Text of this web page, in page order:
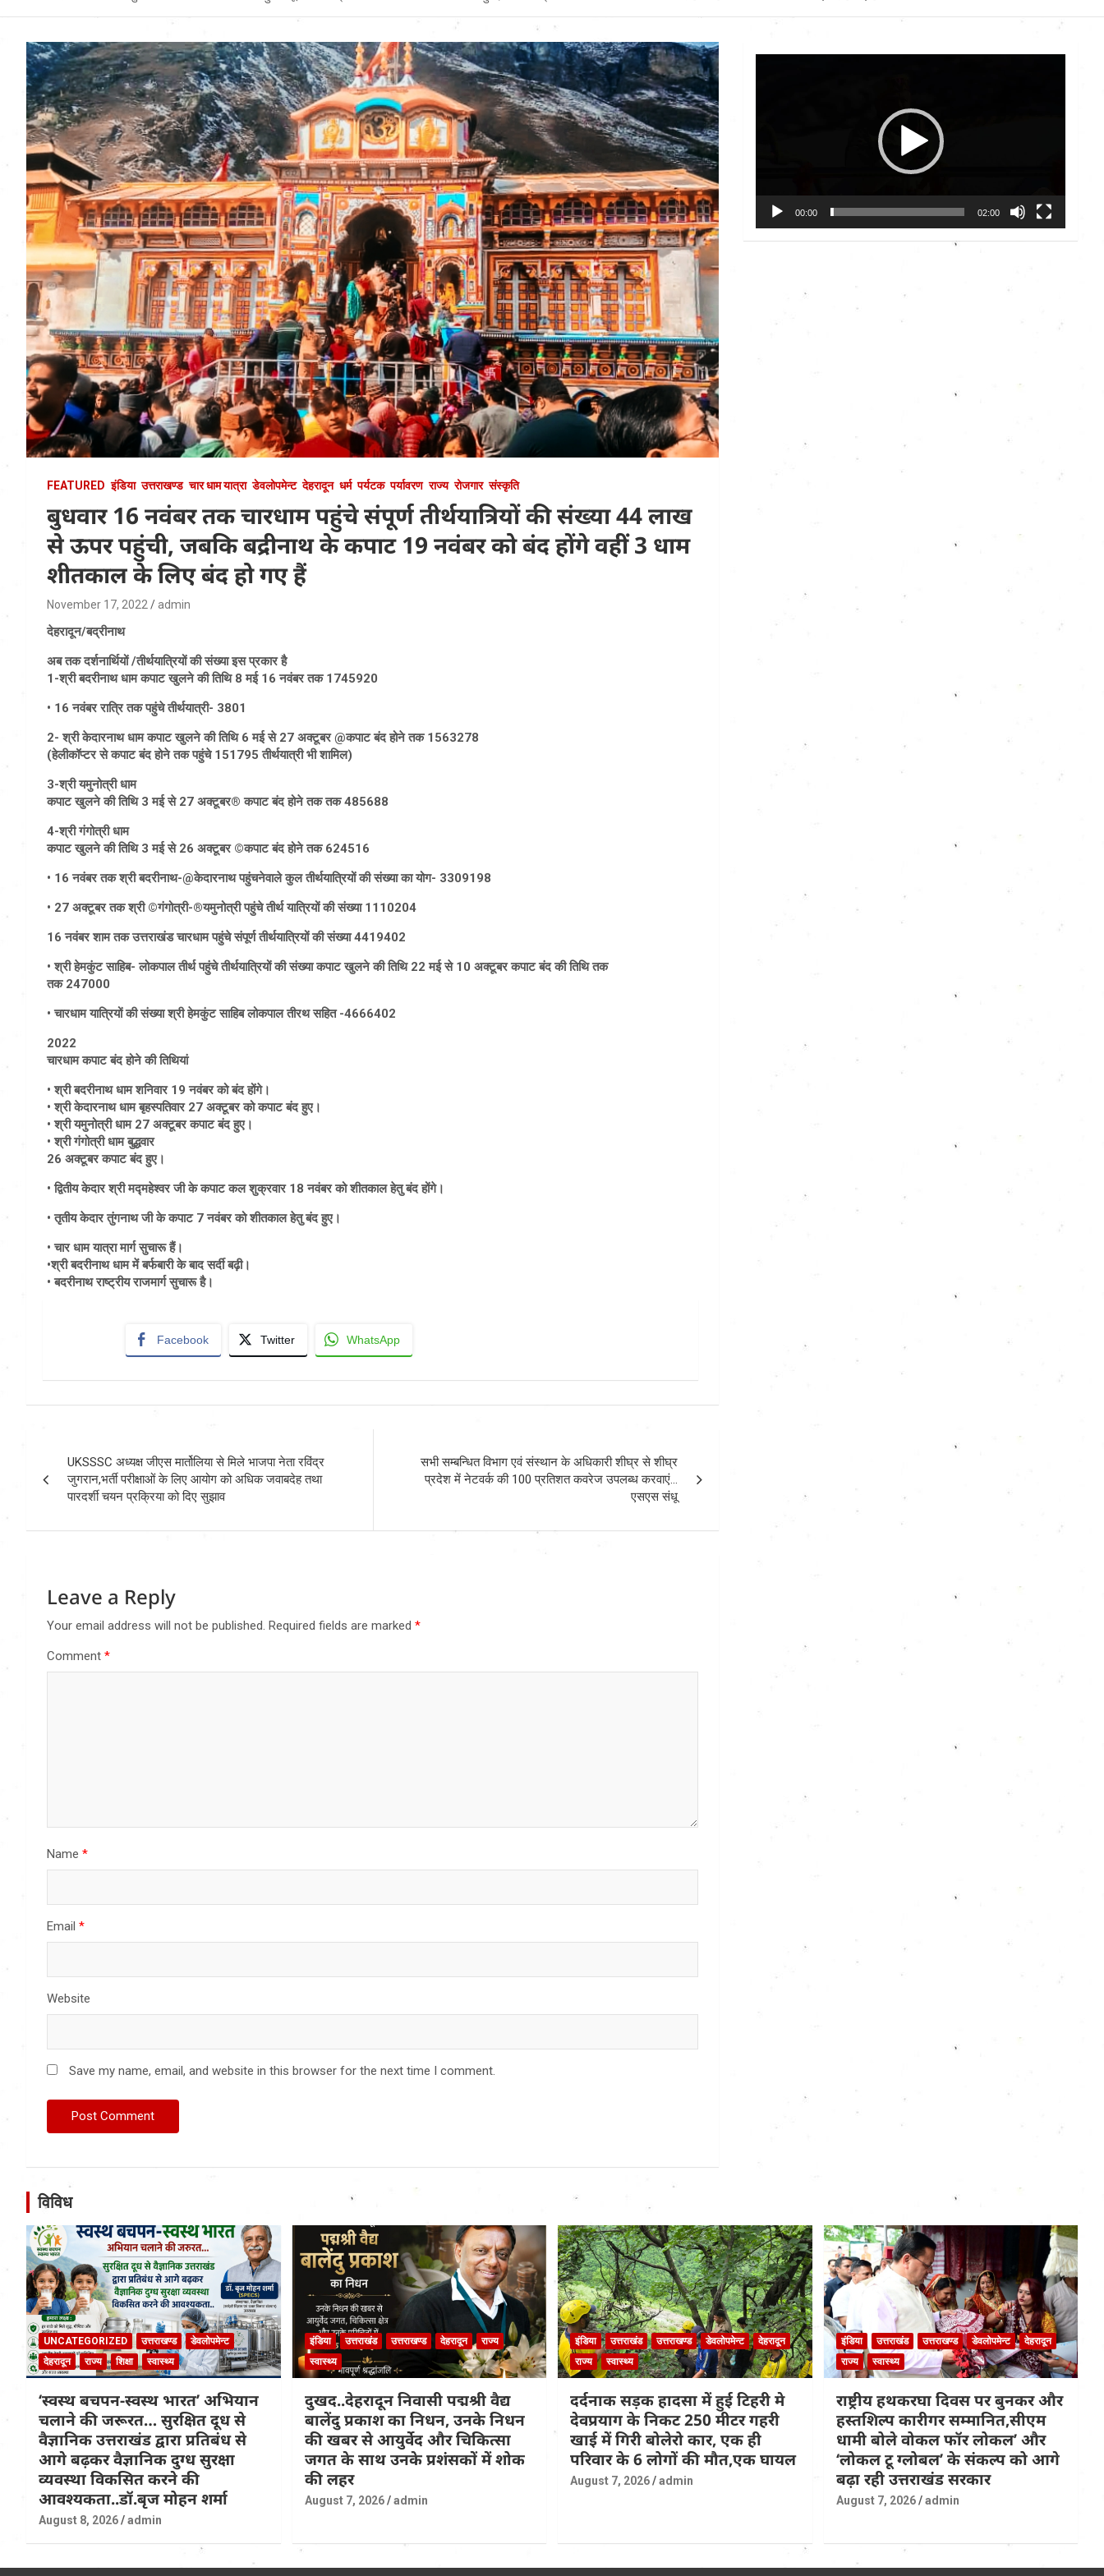
Uttarakhand News in
Hindi
FEATURED इंडिया उत्तराखण्ड चार धाम यात्रा डेवलोपमेन्ट देहरादून धर्म पर्यटक पर्यावरण राज्य रोजगार संस्कृति
बुधवार 16 नवंबर तक चारधाम पहुंचे संपूर्ण तीर्थयात्रियों की संख्या 44 लाख
से ऊपर पहुंची, जबकि बद्रीनाथ के कपाट 19 नवंबर को बंद होंगे वहीं 3 धाम
शीतकाल के लिए बंद हो गए हैं
November 17, 2022 admin
देहरादून/बद्रीनाथ
अब तक दर्शनार्थियों /तीर्थयात्रियों की संख्या इस प्रकार है
1-श्री बदरीनाथ धाम कपाट खुलने की तिथि 8 मई 16 नवंबर तक 1745920
• 16 नवंबर रात्रि तक पहुंचे तीर्थयात्री- 3801
2- श्री केदारनाथ धाम कपाट खुलने की तिथि 6 मई से 27 अक्टूबर @कपाट बंद होने तक 1563278
(हेलीकॉप्टर से कपाट बंद होने तक पहुंचे 151795 तीर्थयात्री भी शामिल)
3-श्री यमुनोत्री धाम
कपाट खुलने की तिथि 3 मई से 27 अक्टूबर® कपाट बंद होने तक तक 485688
4-श्री गंगोत्री धाम
कपाट खुलने की तिथि 3 मई से 26 अक्टूबर ©कपाट बंद होने तक 624516
• 16 नवंबर तक श्री बदरीनाथ-@केदारनाथ पहुंचनेवाले कुल तीर्थयात्रियों की संख्या का योग- 3309198
• 27 अक्टूबर तक श्री ©गंगोत्री-®यमुनोत्री पहुंचे तीर्थ यात्रियों की संख्या 1110204
16 नवंबर शाम तक उत्तराखंड चारधाम पहुंचे संपूर्ण तीर्थयात्रियों की संख्या 4419402
• श्री हेमकुंट साहिब- लोकपाल तीर्थ पहुंचे तीर्थयात्रियों की संख्या कपाट खुलने की तिथि 22 मई से 10 अक्टूबर कपाट बंद की तिथि तक
तक 247000
• चारधाम यात्रियों की संख्या श्री हेमकुंट साहिब लोकपाल तीरथ सहित -4666402
2022
चारधाम कपाट बंद होने की तिथियां
• श्री बदरीनाथ धाम शनिवार 19 नवंबर को बंद होंगे।
• श्री केदारनाथ धाम बृहस्पतिवार 27 अक्टूबर को कपाट बंद हुए।
• श्री यमुनोत्री धाम 27 अक्टूबर कपाट बंद हुए।
• श्री गंगोत्री धाम बुद्धवार
26 अक्टूबर कपाट बंद हुए।
• द्वितीय केदार श्री मद्महेश्वर जी के कपाट कल शुक्रवार 18 नवंबर को शीतकाल हेतु बंद होंगे।
• तृतीय केदार तुंगनाथ जी के कपाट 7 नवंबर को शीतकाल हेतु बंद हुए।
• चार धाम यात्रा मार्ग सुचारू हैं।
•श्री बदरीनाथ धाम में बर्फबारी के बाद सर्दी बढ़ी।
• बदरीनाथ राष्ट्रीय राजमार्ग सुचारू है।
Facebook Twitter WhatsApp
navigation
UKSSSC अध्यक्ष जीएस मार्तोलिया से मिले भाजपा नेता रविंद्र
जुगरान,भर्ती परीक्षाओं के लिए आयोग को अधिक जवाबदेह तथा
पारदर्शी चयन प्रक्रिया को दिए सुझाव
सभी सम्बन्धित विभाग एवं संस्थान के अधिकारी शीघ्र से शीघ्र
प्रदेश में नेटवर्क की 100 प्रतिशत कवरेज उपलब्ध करवाएं…
एसएस संधू
Leave a Reply
Your email address will not be published. Required fields are marked *
Comment *
Name *
Email *
Website
Save my name, email, and website in this browser for the next time I comment.
00:00 02:00
विविध
UNCATEGORIZED उत्तराखण्ड
डेवलोपमेन्ट
देहरादून
राज्य शिक्षा स्वास्थ्य
‘स्वस्थ बचपन-स्वस्थ भारत’ अभियान
चलाने की जरूरत… सुरक्षित दूध से
वैज्ञानिक उत्तराखंड द्वारा प्रतिबंध से
आगे बढ़कर वैज्ञानिक दुग्ध सुरक्षा
व्यवस्था विकसित करने की
आवश्यकता..डॉ.बृज मोहन शर्मा
August 8, 2026 admin
इंडिया उत्तराखंड उत्तराखण्ड देहरादून
राज्य
स्वास्थ्य
दुखद..देहरादून निवासी पद्मश्री वैद्य
बालेंदु प्रकाश का निधन, उनके निधन
की खबर से आयुर्वेद और चिकित्सा
जगत के साथ उनके प्रशंसकों में शोक
की लहर
August 7, 2026 admin
इंडिया उत्तराखंड उत्तराखण्ड डेवलोपमेन्ट
देहरादून
राज्य
स्वास्थ्य
दर्दनाक सड़क हादसा में हुई टिहरी मे
देवप्रयाग के निकट 250 मीटर गहरी
खाई में गिरी बोलेरो कार, एक ही
परिवार के 6 लोगों की मौत,एक घायल
August 7, 2026 admin
इंडिया उत्तराखंड उत्तराखण्ड डेवलोपमेन्ट
देहरादून
राज्य
स्वास्थ्य
राष्ट्रीय हथकरघा दिवस पर बुनकर और
हस्तशिल्प कारीगर सम्मानित,सीएम
धामी बोले वोकल फॉर लोकल’ और
‘लोकल टू ग्लोबल’ के संकल्प को आगे
बढ़ा रही उत्तराखंड सरकार
August 7, 2026 admin